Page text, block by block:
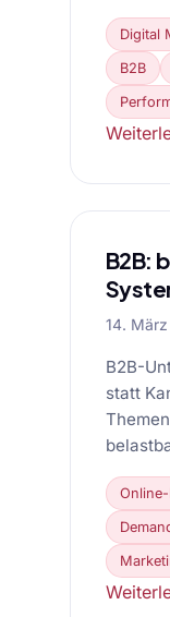
Digital
B2B
B2B:
14.
B2B-
statt